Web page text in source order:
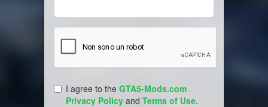
I agree to the GTA5-Mods.com
Privacy Policy and Terms of Use.